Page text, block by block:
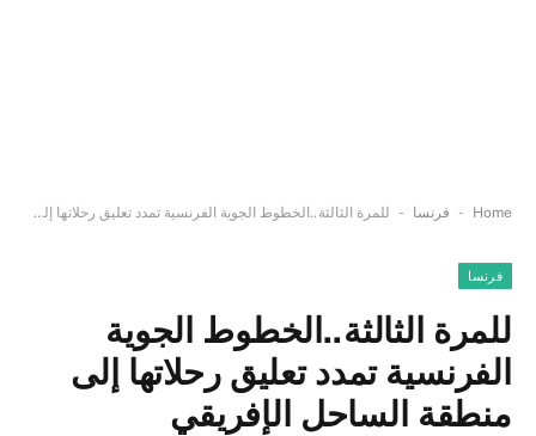
Home
- فرنسا - للمرة الثالثة..الخطوط الجوية الفرنسية تمدد تعليق رحلاتها إلى منطقة الساحل الإفريقي
فرنسا
للمرة الثالثة..الخطوط الجوية
الفرنسية تمدد تعليق رحلاتها إلى
منطقة الساحل الإفريقي